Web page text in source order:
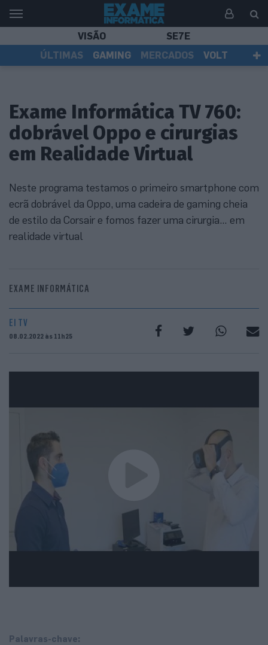
VISÃO
SE7E
ÚLTIMAS
GAMING MERCADOS
VOLT
Exame Informática TV 760:
dobrável Oppo e cirurgias
em Realidade Virtual
Neste programa testamos o primeiro smartphone com
ecrã dobrável da Oppo, uma cadeira de gaming cheia
de estilo da Corsair e fomos fazer uma cirurgia… em
realidade virtual
EXAME INFORMÁTICA
EI TV
08.02.2022 às 11h25
Palavras-chave: